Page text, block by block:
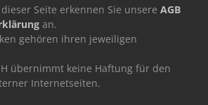
Seite erkennen Sie unsere AGB
an.
gehören ihren jeweiligen
übernimmt keine Haftung für den
Internetseiten.